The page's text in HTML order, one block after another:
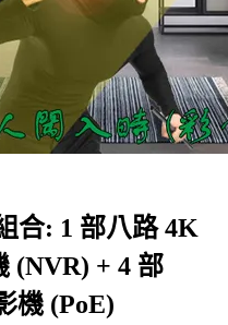
合: 1 部八路 4K
(NVR) + 4 部
機 (PoE)